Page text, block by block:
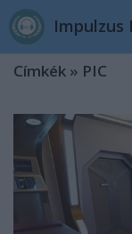
Impulzus
Címkék » PIC